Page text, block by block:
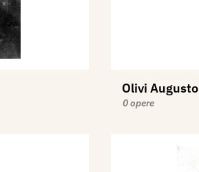
Olivi Augusto
0 opere